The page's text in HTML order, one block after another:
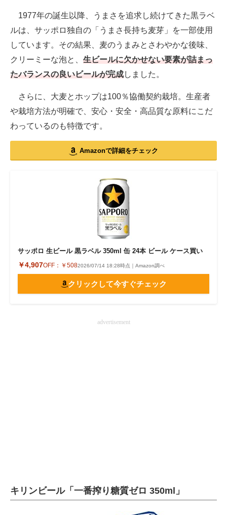
1977年の誕生以降、うまさを追求し続けてきた黒ラベ
ルは、サッポロ独自の「うまさ長持ち麦芽」を一部使用
しています。その結果、麦のうまみとさわやかな後味、
クリーミーな泡と、 生ビールに欠かせない要素が詰まっ
たバランスの良いビールが完成しました。
さらに、大麦とホップは100％協働契約栽培。生産者
や栽培方法が明確で、安心・安全・高品質な原料にこだ
わっているのも特徴です。
Amazonで詳細をチェック
サッポロ 生ビール 黒ラベル 350ml 缶 24本 ビール ケース買い
￥4,907OFF： ￥5082026/07/14 18:28時点｜Amazon調べ
クリックして今すぐチェック
advertisement
キリンビール「一番搾り糖質ゼロ 350ml」